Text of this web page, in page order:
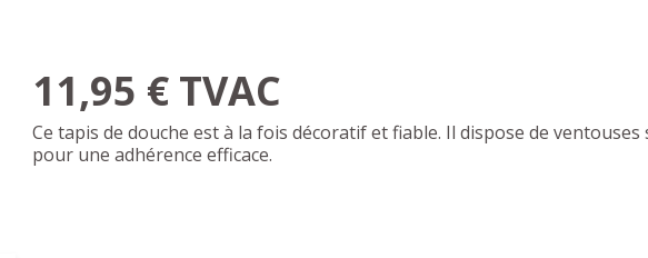
11,95 € TVAC
Ce tapis de douche est à la fois décoratif et fiable. Il dispose de
pour une adhérence efficace.